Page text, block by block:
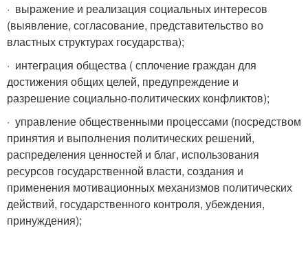
· выражение и реализация социальных интересов
(выявление, согласование, представительство во
властных структурах государства);
· интеграция общества ( сплочение граждан для
достижения общих целей, предупреждение и
разрешение социально-политических конфликтов);
· управление общественными процессами (посредством
принятия и выполнения политических решений,
распределения ценностей и благ, использования
ресурсов государственной власти, создания и
применения мотивационных механизмов политических
действий, государственного контроля, убеждения,
принуждения);